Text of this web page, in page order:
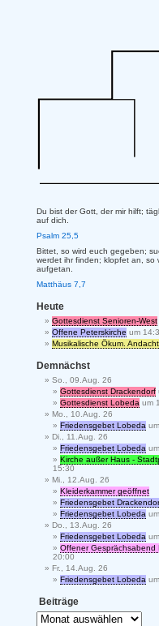
Du bist der Gott, der mir hilft;
auf dich.
Psalm 25,5
Bittet, so wird euch gegeben;
werdet ihr finden; klopfet an, so
aufgetan.
Matthäus 7,7
Heute
Gottesdienst Senioren-West
Offene Peterskirche um
Musikalische Ökum. Andacht
Demnächst
So., 09.Aug. 26
Gottesdienst Drackendorf
Gottesdienst Lobeda um
Mo., 10.Aug. 26
Friedensgebet Lobeda
Di., 11.Aug. 26
Friedensgebet Lobeda
Kirche außer Haus -
15:30
Mi., 12.Aug. 26
Kleiderkammer geöffnet
Friedensgebet
Friedensgebet Lobeda
Do., 13.Aug. 26
Friedensgebet Lobeda
Offener Gesprächsabend
20:00
Fr., 14.Aug. 26
Friedensgebet Lobeda
Beiträge